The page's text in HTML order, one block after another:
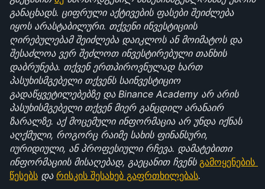
განაცხადს. ციფრული აქტივების ფასები შეიძლება
იყოს არასტაბილური. თქვენი ინვესტიციის
ღირებულებამ შეიძლება დაიკლოს ან მოიმატოს და
შესაძლოა ვერ შეძლოთ ინვესტირებული თანხის
დაბრუნება. თქვენ ერთპიროვნულად ხართ
პასუხისმგებელი თქვენს საინვესტიციო
გადაწყვეტილებებზე და Binance Academy არ არის
პასუხისმგებელი თქვენ მიერ განცდილ არანაირ
ზარალზე. აქ მოცემული ინფორმაცია არ უნდა იქნას
აღქმული, როგორც რაიმე სახის ფინანსური,
იურიდიული, ან პროფესიული რჩევა. დამატებითი
ინფორმაციის მისაღებად, გაეცანით ჩვენს გამოყენების
წესებს და რისკის შესახებ გაფრთხილებას.